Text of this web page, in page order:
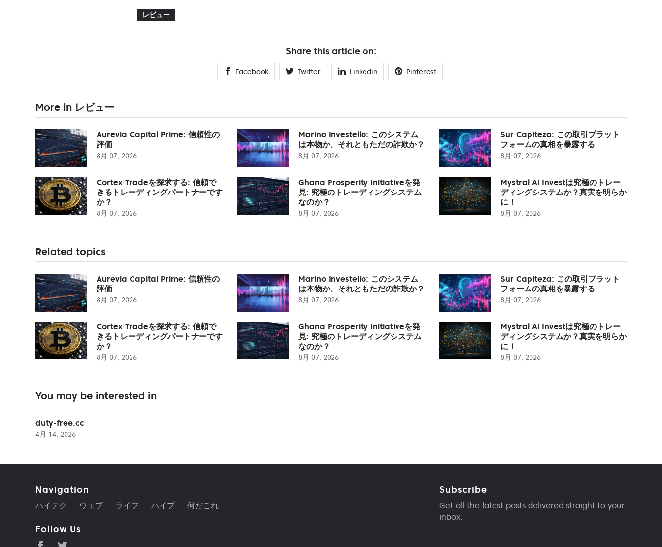
レビュー
Share this article on:
Facebook Twitter Linkedin Pinterest
More in レビュー
Aurevia Capital Prime: 信頼性の
評価
8月 07, 2026
Marino Investello: このシステム
は本物か、それともただの詐欺か？
8月 07, 2026
Sur Capiteza: この取引プラット
フォームの真相を暴露する
8月 07, 2026
Cortex Tradeを探求する: 信頼で
きるトレーディングパートナーです
か？
8月 07, 2026
Ghana Prosperity Initiativeを発
見: 究極のトレーディングシステム
なのか？
8月 07, 2026
Mystral Ai Investは究極のトレー
ディングシステムか？真実を明らか
に！
8月 07, 2026
Related topics
Aurevia Capital Prime: 信頼性の
評価
8月 07, 2026
Marino Investello: このシステム
は本物か、それともただの詐欺か？
8月 07, 2026
Sur Capiteza: この取引プラット
フォームの真相を暴露する
8月 07, 2026
Cortex Tradeを探求する: 信頼で
きるトレーディングパートナーです
か？
8月 07, 2026
Ghana Prosperity Initiativeを発
見: 究極のトレーディングシステム
なのか？
8月 07, 2026
Mystral Ai Investは究極のトレー
ディングシステムか？真実を明らか
に！
8月 07, 2026
You may be interested in
duty-free.cc
4月 14, 2026
Navigation
ハイテク ウェブ ライフ ハイプ 何だこれ
Follow Us
Subscribe
Get all the latest posts delivered straight to your
inbox.